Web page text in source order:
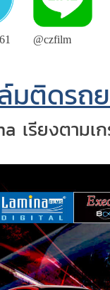
@czfilm
มติดรถ
รียงตามเ